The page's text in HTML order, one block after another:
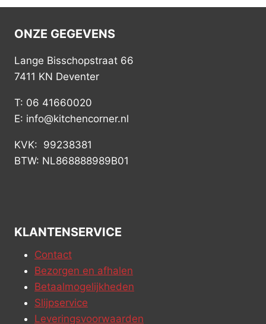
ONZE GEGEVENS
Lange Bisschopstraat 66
7411 KN Deventer
T: 06 41660020
E: info@kitchencorner.nl
KVK: 99238381
BTW: NL868888989B01
KLANTENSERVICE
Contact
Bezorgen en afhalen
Betaalmogelijkheden
Slijpservice
Leveringsvoorwaarden